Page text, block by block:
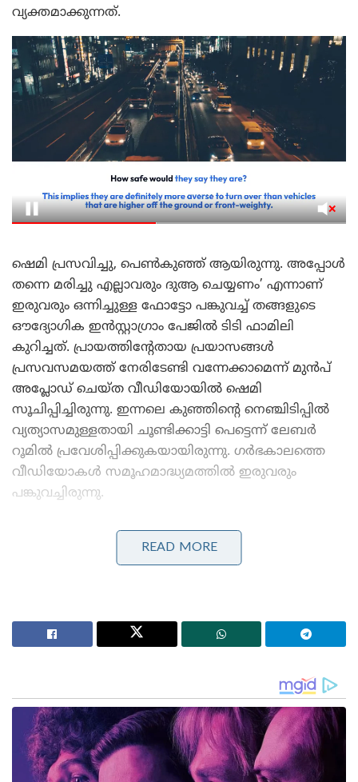
വ്യക്തമാക്കുന്നത്.
ഷെമി പ്രസവിച്ചു, പെൺകുഞ്ഞ് ആയിരുന്നു. അപ്പോൾ
തന്നെ മരിച്ചു എല്ലാവരും ദുആ ചെയ്യണം’ എന്നാണ്
ഇരുവരും ഒന്നിച്ചുള്ള ഫോട്ടോ പങ്കുവച്ച് തങ്ങളുടെ
ഔദ്യോഗിക ഇൻസ്റ്റാഗ്രാം പേജിൽ ടിടി ഫാമിലി
കുറിച്ചത്. പ്രായത്തിന്റേതായ പ്രയാസങ്ങൾ
പ്രസവസമയത്ത് നേരിടേണ്ടി വന്നേക്കാമെന്ന് മുൻപ്
അപ്ലോഡ് ചെയ്ത വീഡിയോയിൽ ഷെമി
സൂചിപ്പിച്ചിരുന്നു. ഇന്നലെ കുഞ്ഞിന്റെ നെഞ്ചിടിപ്പിൽ
വ്യത്യാസമുള്ളതായി ചൂണ്ടിക്കാട്ടി പെട്ടെന്ന് ലേബർ
റൂമിൽ പ്രവേശിപ്പിക്കുകയായിരുന്നു. ഗർഭകാലത്തെ
വീഡിയോകൾ സമൂഹമാദ്ധ്യമത്തിൽ ഇരുവരും
പങ്കുവച്ചിരുന്നു.
Stories you may like
‘എന്റെ പൊന്നു ചേട്ടാ, കാവി ഈ ബ്രാൻഡിന്റെ
നിറമാണ്; കാവി നിറത്തിനോട് യൂട്യൂബർക്ക്
ഇപ്പോഴിതാ രണ്ടാമത്തെ കുഞ്ഞിന്റെ മയ്യത്ത്
ഏറ്റുവാങ്ങേണ്ടി വന്ന സാഹചര്യത്തെക്കുറിച്ച് ഷെഫി
പറഞ്ഞ വീഡിയോയിൽ ദുഃഖം നിറഞ്ഞ ബാക്ക്ഗ്രൗണ്ട്
സംഗീതം കൂടിയുണ്ടായിരുന്നു. സ്വന്തം കുഞ്ഞിന്റെ
READ MORE